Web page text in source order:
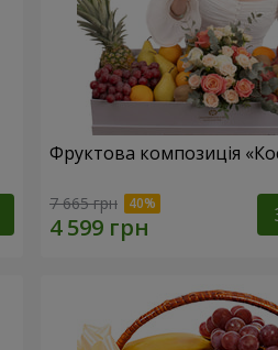
Фруктова композиція
7 665 грн